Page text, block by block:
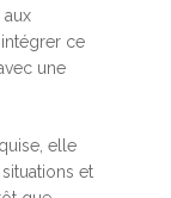
ce
une
elle
et